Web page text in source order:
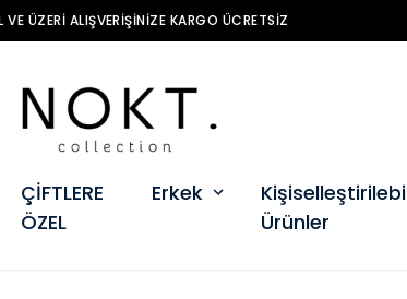
ÜZERI ALIŞVERIŞINIZE KARGO ÜCRETSIZ
ÇİFTLERE
ÖZEL
Erkek
Ürünler